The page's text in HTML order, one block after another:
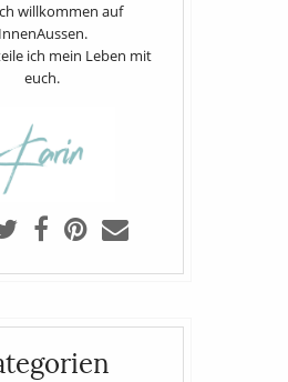
willkommen auf
InnenAussen.
ich mein Leben mit
euch.